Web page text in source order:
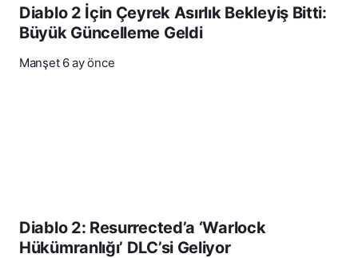
Diablo 2 İçin Çeyrek Asırlık Bekleyiş Bitti:
Büyük Güncelleme Geldi
Manşet 6 ay önce
Diablo 2: Resurrected’a ‘Warlock
Hükümranlığı’ DLC’si Geliyor